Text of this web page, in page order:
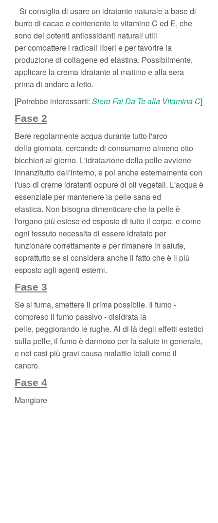
Si consiglia di usare un idratante naturale a base di
burro di cacao e contenente le vitamine C ed E, che
sono dei potenti antiossidanti naturali utili
per combattere i radicali liberi e per favorire la
produzione di collagene ed elastina. Possibilmente,
applicare la crema idratante al mattino e alla sera
prima di andare a letto.
[Potrebbe interessarti: Siero Fai Da Te alla Vitamina C]
Fase 2
Bere regolarmente acqua durante tutto l'arco
della giornata, cercando di consumarne almeno otto
bicchieri al giorno. L'idratazione della pelle avviene
innanzitutto dall'interno, e poi anche esternamente con
l'uso di creme idratanti oppure di oli vegetali. L'acqua è
essenziale per mantenere la pelle sana ed
elastica. Non bisogna dimenticare che la pelle è
l'organo più esteso ed esposto di tutto il corpo, e come
ogni tessuto necessita di essere idratato per
funzionare correttamente e per rimanere in salute,
soprattutto se si considera anche il fatto che è il più
esposto agli agenti esterni.
Fase 3
Se si fuma, smettere il prima possibile. Il fumo -
compreso il fumo passivo - disidrata la
pelle, peggiorando le rughe. Al di là degli effetti estetici
sulla pelle, il fumo è dannoso per la salute in generale,
e nei casi più gravi causa malattie letali come il
cancro.
Fase 4
Mangiare